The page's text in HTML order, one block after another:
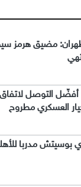
مضيق هرمز
التوصل لاتفاق
العسكري مطروح
بوسيتش مدربا